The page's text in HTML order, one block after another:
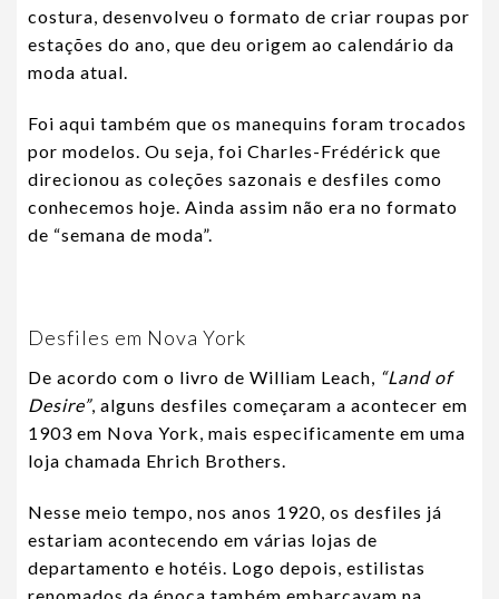
costura, desenvolveu o formato de criar roupas por
estações do ano, que deu origem ao calendário da
moda atual.
Foi aqui também que os manequins foram trocados
por modelos. Ou seja, foi Charles-Frédérick que
direcionou as coleções sazonais e desfiles como
conhecemos hoje. Ainda assim não era no formato
de “semana de moda”.
Desfiles em Nova York
De acordo com o livro de William Leach, “Land of
Desire”, alguns desfiles começaram a acontecer em
1903 em Nova York, mais especificamente em uma
loja chamada Ehrich Brothers.
Nesse meio tempo, nos anos 1920, os desfiles já
estariam acontecendo em várias lojas de
departamento e hotéis. Logo depois, estilistas